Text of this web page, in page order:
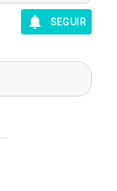
SEGUIR